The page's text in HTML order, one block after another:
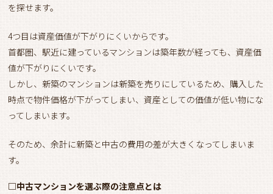
を探せます。
4つ目は資産価値が下がりにくいからです。
首都圏、駅近に建っているマンションは築年数が経っても、資産価
値が下がりにくいです。
しかし、新築のマンションは新築を売りにしているため、購入した
時点で物件価格が下がってしまい、資産としての価値が低い物にな
ってしまいます。
そのため、余計に新築と中古の費用の差が大きくなってしまいま
す。
□中古マンションを選ぶ際の注意点とは